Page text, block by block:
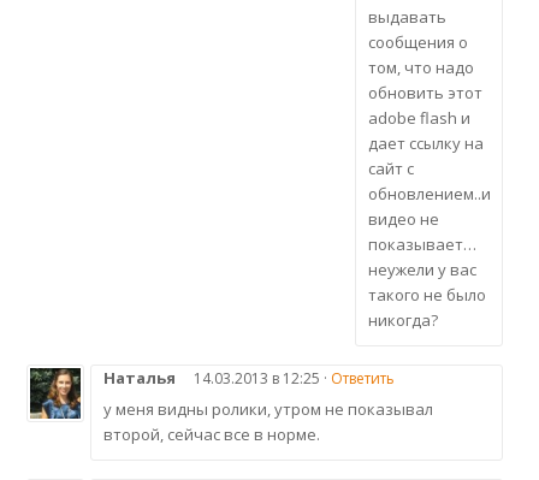
выдавать
сообщения о
том, что надо
обновить этот
adobe flash и
дает ссылку на
сайт с
обновлением..и
видео не
показывает…
неужели у вас
такого не было
никогда?
Наталья 14.03.2013 в 12:25 · Ответить
у меня видны ролики, утром не показывал
второй, сейчас все в норме.